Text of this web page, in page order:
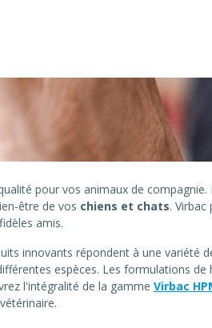
pour vos animaux de
être de vos chiens et chats.
amis.
innovants répondent à une variété
espèces. Les formulations
l'intégralité de la gamme Virbac